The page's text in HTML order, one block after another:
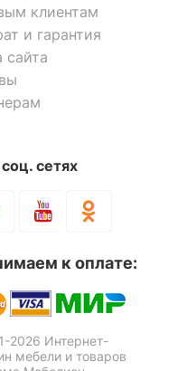
клиентам
и гарантия
сайта
сетях
к оплате:
2026 Интернет-
мебели и товаров